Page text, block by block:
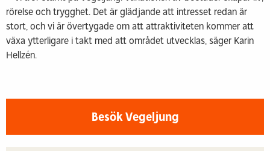
rörelse och trygghet. Det är glädjande att intresset redan är
stort, och vi är övertygade om att attraktiviteten kommer att
växa ytterligare i takt med att området utvecklas, säger Karin
Hellzén.
Besök Vegeljung